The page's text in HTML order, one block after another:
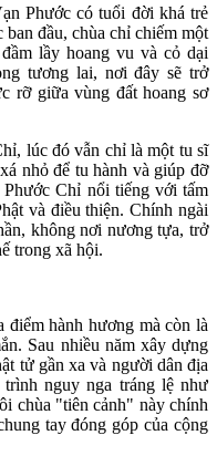
Phước có tuổi đời khá trẻ
đầu, chùa chỉ chiếm một
lầy hoang vu và cỏ dại
tương lai, nơi đây sẽ trở
rỡ giữa vùng đất hoang sơ
lúc đó vẫn chỉ là một tu sĩ
nhỏ để tu hành và giúp đỡ
Chỉ nổi tiếng với tấm
và điều thiện. Chính ngài
không nơi nương tựa, trở
trong xã hội.
hành hương mà còn là
Sau nhiều năm xây dựng
tử gần xa và người dân địa
nguy nga tráng lệ như
chùa "tiên cảnh" này chính
tay đóng góp của cộng